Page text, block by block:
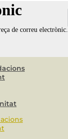
de correu electrònic.